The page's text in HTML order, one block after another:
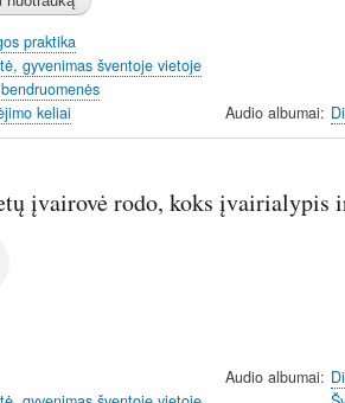
praktika
gyvenimas šventoje vietoje
keliai
Audio albumai
įvairovė rodo, koks įvairialypis
Audio albumai